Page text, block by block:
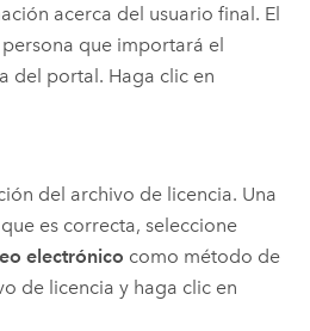
acerca del usuario final. El
que importará el
del portal. Haga clic en
del archivo de licencia. Una
es correcta, seleccione
electrónico como método de
de licencia y haga clic en